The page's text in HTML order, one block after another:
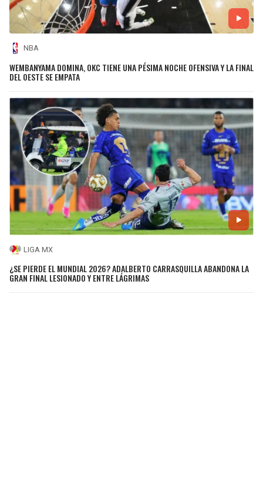
NBA
WEMBANYAMA DOMINA, OKC TIENE UNA PÉSIMA NOCHE OFENSIVA Y LA FINAL
DEL OESTE SE EMPATA
LIGA MX
¿SE PIERDE EL MUNDIAL 2026? ADALBERTO CARRASQUILLA ABANDONA LA
GRAN FINAL LESIONADO Y ENTRE LÁGRIMAS